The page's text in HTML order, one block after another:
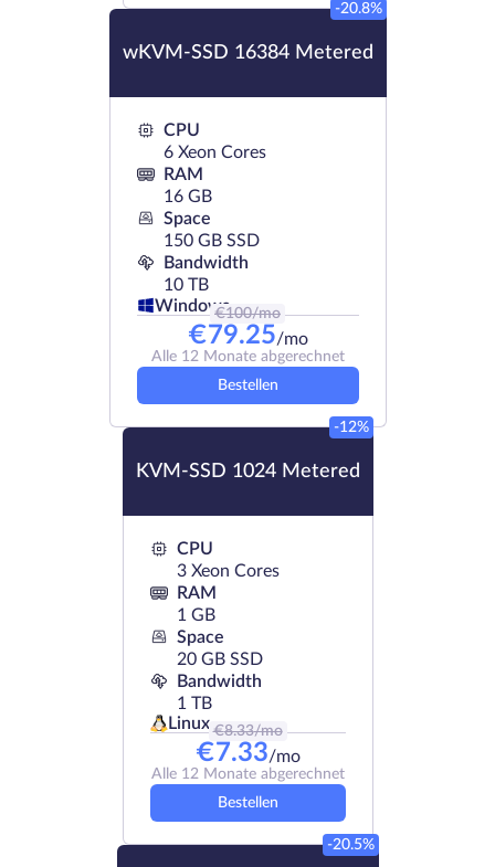
wKVM-SSD 16384 Metered
-20.8%
CPU
6 Xeon Cores
RAM
16 GB
Space
150 GB SSD
Bandwidth
10 TB
Windows
€100/mo
€79.25/mo
Alle 12 Monate abgerechnet
Bestellen
KVM-SSD 1024 Metered
-12%
CPU
3 Xeon Cores
RAM
1 GB
Space
20 GB SSD
Bandwidth
1 TB
Linux €8.33/mo
€7.33/mo
Alle 12 Monate abgerechnet
Bestellen
-20.5%